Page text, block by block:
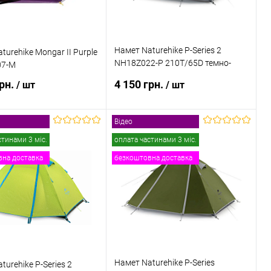
Mongar II Purple
M
/ шт
про наявність
в 1 клік
До
порівняння
Недоступно
Намет Naturehike P-Series 2
NH18Z022-P 210T/65D темно-
4 150 грн./ шт
Повідомити про наявність
Купити в 1 клік
До
порівняння
В обране Недоступно
3 міс.
доставка
P-Series 2
Відео
оплата частинами 3 міс.
безкоштовна доставка
Намет Naturehike P-Series